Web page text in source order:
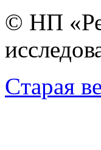
© НП
Cтарая